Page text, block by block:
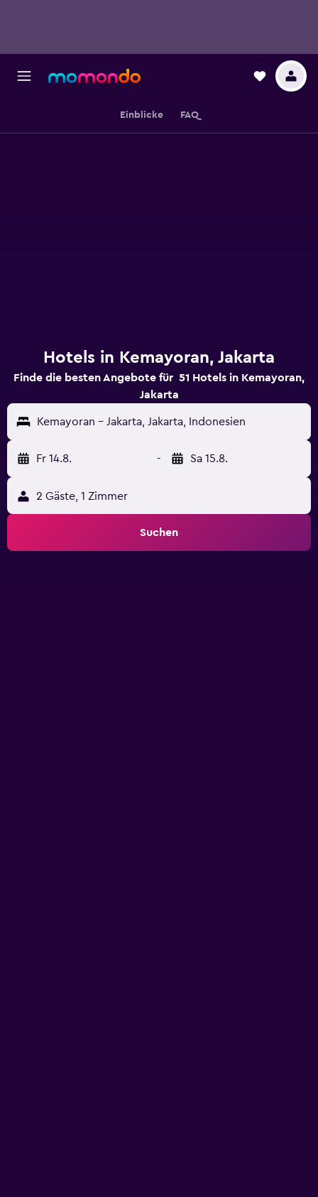
Einblicke FAQ
Hotels in Kemayoran, Jakarta
Finde die besten Angebote für 51 Hotels in Kemayoran,
Jakarta
Kemayoran - Jakarta, Jakarta, Indonesien
Fr 14.8. - Sa 15.8.
2 Gäste, 1 Zimmer
Suchen